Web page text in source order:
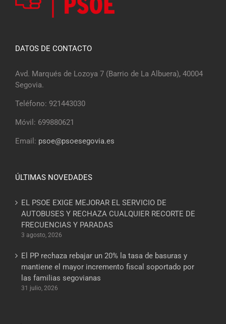
DATOS DE CONTACTO
Avd. Marqués de Lozoya 7 (Barrio de La Albuera), 40004
Segovia.
Teléfono: 921443030
Móvil: 699880621
Email: psoe@psoesegovia.es
ÚLTIMAS NOVEDADES
EL PSOE EXIGE MEJORAR EL SERVICIO DE
AUTOBUSES Y RECHAZA CUALQUIER RECORTE DE
FRECUENCIAS Y PARADAS
3 agosto, 2026
El PP rechaza rebajar un 20% la tasa de basuras y
mantiene el mayor incremento fiscal soportado por
las familias segovianas
31 julio, 2026